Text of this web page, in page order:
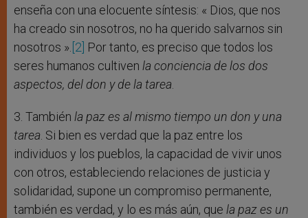
enseña con una elocuente síntesis: « Dios, que nos
ha creado sin nosotros, no ha querido salvarnos sin
nosotros ». [2] Por tanto, es preciso que todos los
seres humanos cultiven la conciencia de los dos
aspectos, del don y de la tarea.
3. También la paz es al mismo tiempo un don y una
tarea. Si bien es verdad que la paz entre los
individuos y los pueblos, la capacidad de vivir unos
con otros, estableciendo relaciones de justicia y
solidaridad, supone un compromiso permanente,
también es verdad, y lo es más aún, que la paz es un